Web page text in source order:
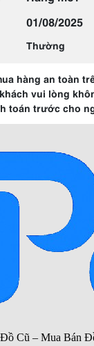
01/08/2025
Thường
hàng an toàn
vui lòng
toán trước cho